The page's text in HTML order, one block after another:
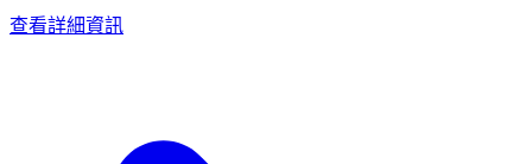
查看詳細資訊